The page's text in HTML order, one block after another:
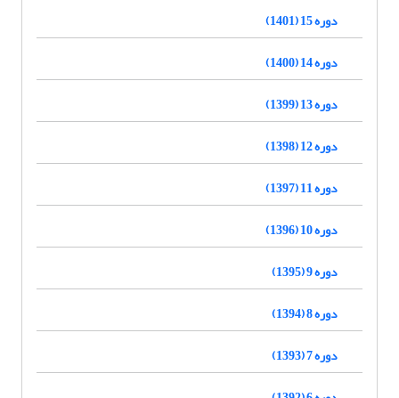
دوره 15 (1401)
دوره 14 (1400)
دوره 13 (1399)
دوره 12 (1398)
دوره 11 (1397)
دوره 10 (1396)
دوره 9 (1395)
دوره 8 (1394)
دوره 7 (1393)